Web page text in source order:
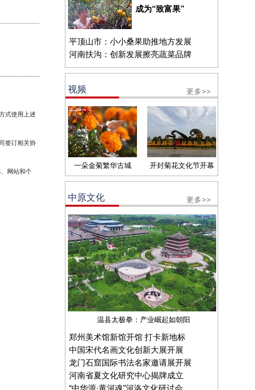
式使用上述
签订相关协
网站和个
成为“致富果”
平顶山市：小小桑果助推地方发展
河南扶沟：创新发展擦亮蔬菜品牌
视频 更多>>
一朵金菊繁华古城 开封菊花文化节开幕
中原文化 更多>>
温县太极拳：产业崛起如朝阳
郑州美术馆新馆开馆 打卡新地标
中国宋代名画文化创新大展开展
龙门石窟国际书法名家邀请展开展
河南省夏文化研究中心揭牌成立
“中华源·黄河魂”河洛文化研讨会